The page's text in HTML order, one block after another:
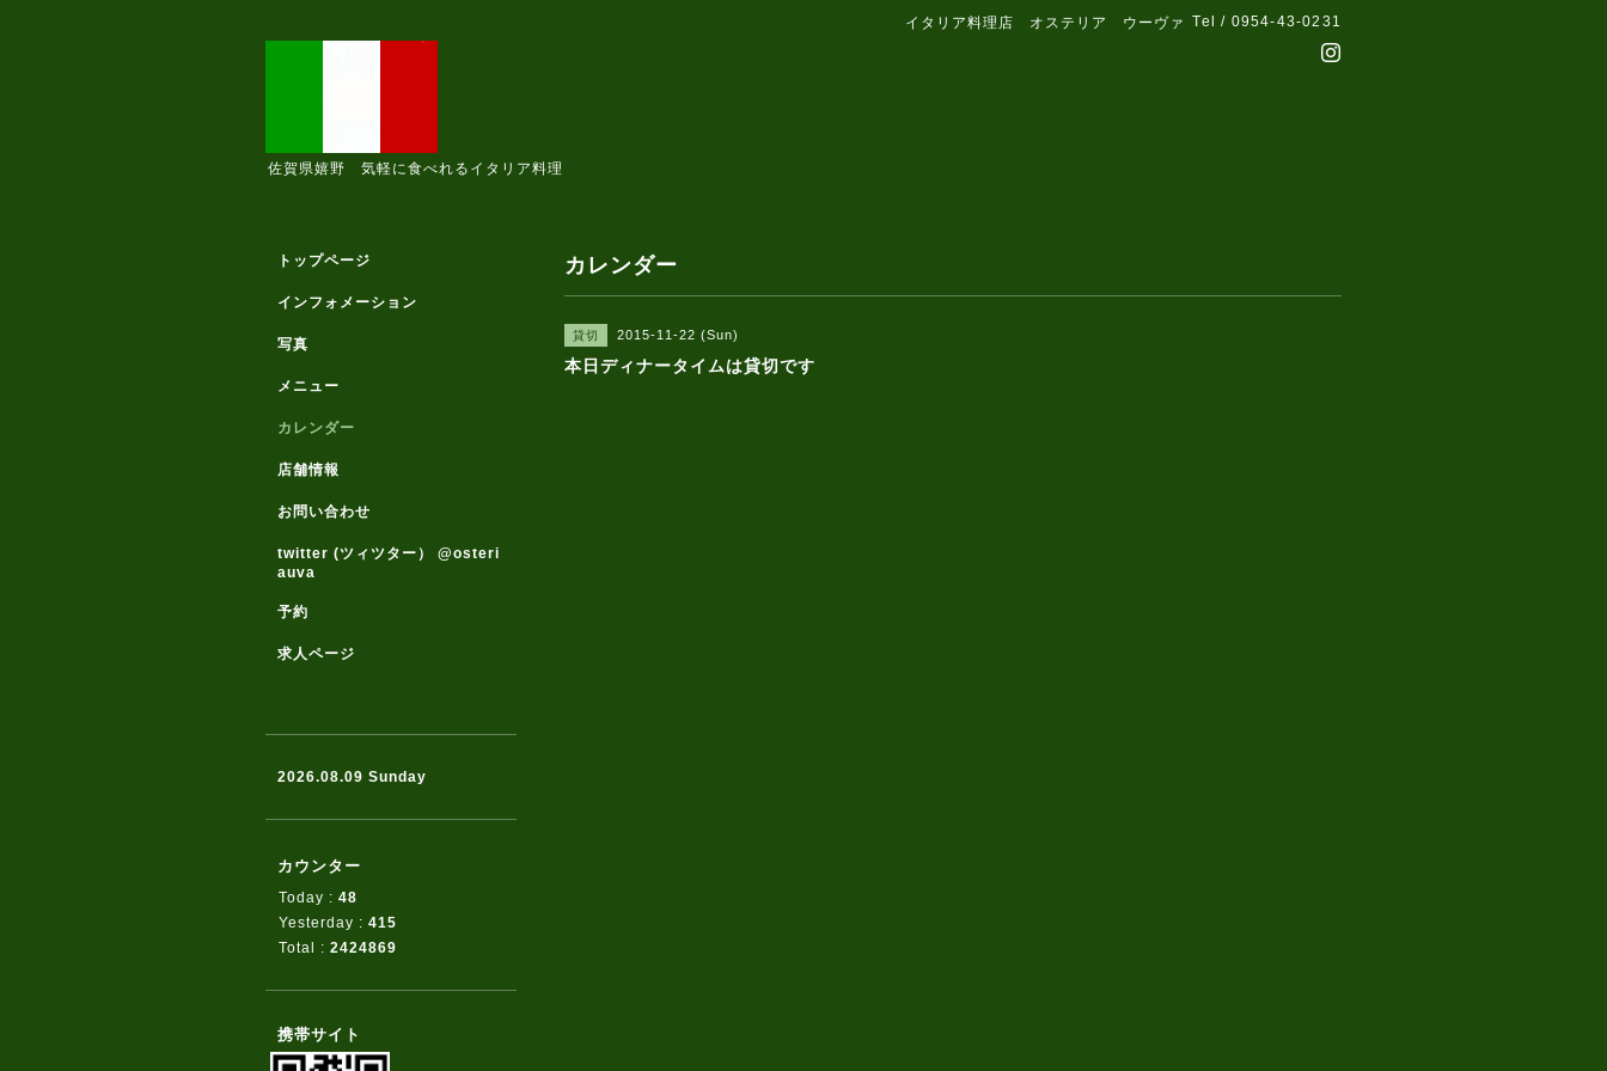
イタリア料理店 オステリア ウーヴァ Tel / 0954-43-0231
佐賀県嬉野 気軽に食べれるイタリア料理
カレンダー
貸切 2015-11-22 (Sun)
本日ディナータイムは貸切です
トップページ
インフォメーション
写真
メニュー
カレンダー
店舗情報
お問い合わせ
twitter (ツィツター） @osteri
auva
予約
求人ページ
2026.08.09 Sunday
カウンター
Today : 48
Yesterday : 415
Total : 2424869
携帯サイト